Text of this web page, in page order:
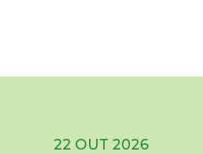
22 OUT 2026